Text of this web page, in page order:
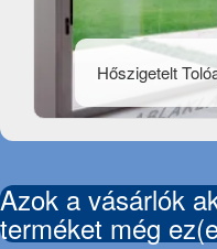
Hőszigetelt
Azok a vásárlók
terméket még